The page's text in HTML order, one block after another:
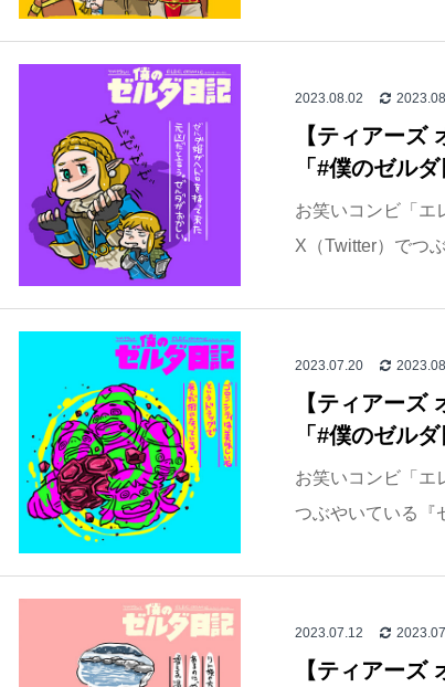
2023.08.02
【ティアーズ
「#僕のゼル
お笑いコンビ「エ
X（Twitter）でつ
2023.07.20
【ティアーズ
「#僕のゼル
お笑いコンビ「エ
つぶやいている『
2023.07.12
【ティアーズ